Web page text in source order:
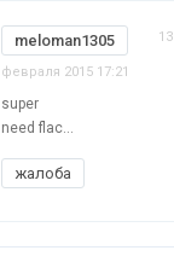
meloman1305 13
февраля 2015 17:21
super
need flac...
жалоба